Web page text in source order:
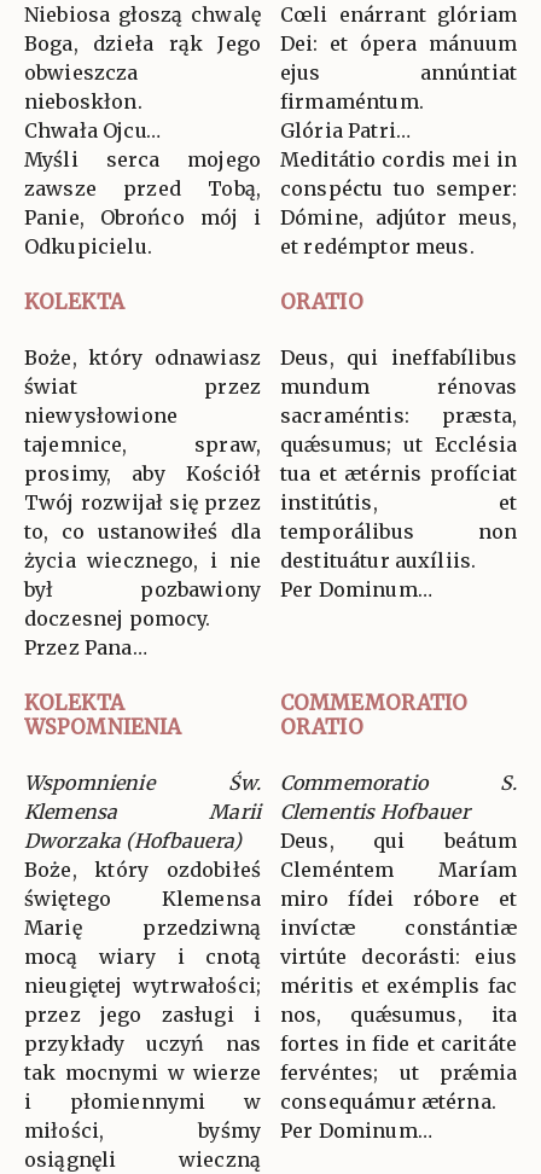
Niebiosa głoszą chwalę
Boga, dzieła rąk Jego
obwieszcza
nieboskłon.
Chwała Ojcu…
Myśli serca mojego
zawsze przed Tobą,
Panie, Obrońco mój i
Odkupicielu.
Cœli enárrant glóriam
Dei: et ópera mánuum
ejus annúntiat
firmaméntum.
Glória Patri…
Meditátio cordis mei in
conspéctu tuo semper:
Dómine, adjútor meus,
et redémptor meus.
KOLEKTA ORATIO
Boże, który odnawiasz
świat przez
niewysłowione
tajemnice, spraw,
prosimy, aby Kościół
Twój rozwijał się przez
to, co ustanowiłeś dla
życia wiecznego, i nie
był pozbawiony
doczesnej pomocy.
Przez Pana…
Deus, qui ineffabílibus
mundum rénovas
sacraméntis: præsta,
quǽsumus; ut Ecclésia
tua et ætérnis profíciat
institútis, et
temporálibus non
destituátur auxíliis.
Per Dominum…
KOLEKTA
WSPOMNIENIA
COMMEMORATIO
ORATIO
Wspomnienie Św.
Klemensa Marii
Dworzaka (Hofbauera)
Boże, który ozdobiłeś
świętego Klemensa
Marię przedziwną
mocą wiary i cnotą
nieugiętej wytrwałości;
przez jego zasługi i
przykłady uczyń nas
tak mocnymi w wierze
i płomiennymi w
miłości, byśmy
osiągnęli wieczną
Commemoratio S.
Clementis Hofbauer
Deus, qui beátum
Cleméntem Maríam
miro fídei róbore et
invíctæ constántiæ
virtúte decorásti: eius
méritis et exémplis fac
nos, quǽsumus, ita
fortes in fide et caritáte
fervéntes; ut prǽmia
consequámur ætérna.
Per Dominum…